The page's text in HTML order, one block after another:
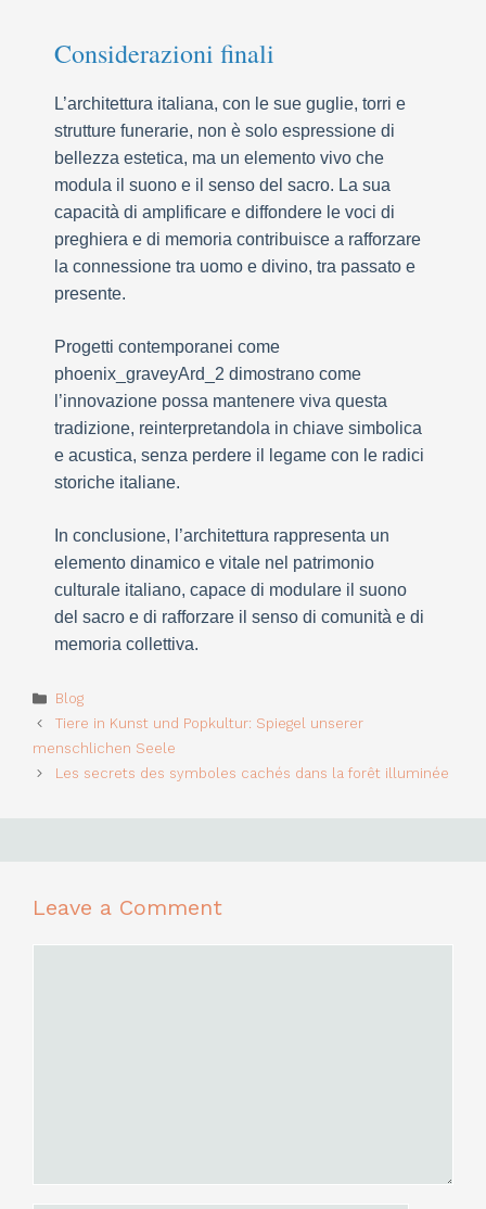
Considerazioni finali
L’architettura italiana, con le sue guglie, torri e
strutture funerarie, non è solo espressione di
bellezza estetica, ma un elemento vivo che
modula il suono e il senso del sacro. La sua
capacità di amplificare e diffondere le voci di
preghiera e di memoria contribuisce a rafforzare
la connessione tra uomo e divino, tra passato e
presente.
Progetti contemporanei come
phoenix_graveyArd_2 dimostrano come
l’innovazione possa mantenere viva questa
tradizione, reinterpretandola in chiave simbolica
e acustica, senza perdere il legame con le radici
storiche italiane.
In conclusione, l’architettura rappresenta un
elemento dinamico e vitale nel patrimonio
culturale italiano, capace di modulare il suono
del sacro e di rafforzare il senso di comunità e di
memoria collettiva.
Categories
Blog
Tiere in Kunst und Popkultur: Spiegel unserer
menschlichen Seele
Les secrets des symboles cachés dans la forêt illuminée
Leave a Comment